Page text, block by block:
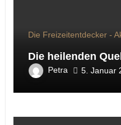
Die Freizeitentdecker -
Die heilenden
Petra 5. Januar